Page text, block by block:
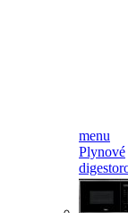
menu
Plynové